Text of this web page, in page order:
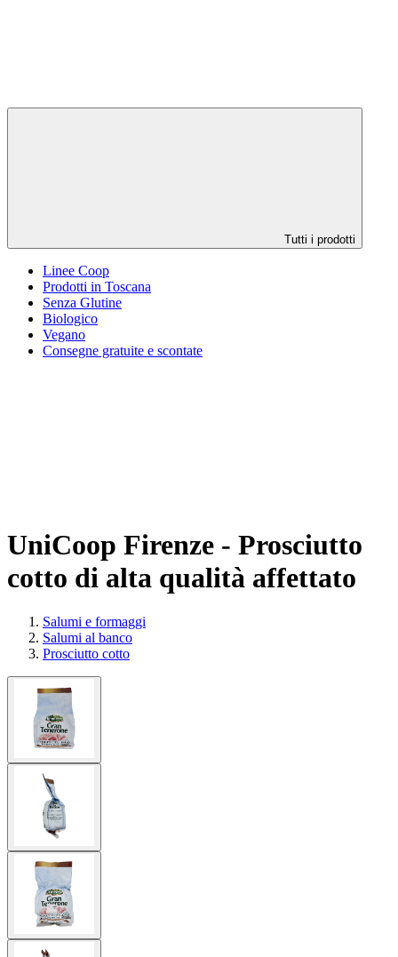
Tutti i prodotti
Linee Coop
Prodotti in Toscana
Senza Glutine
Biologico
Vegano
Consegne gratuite e scontate
UniCoop Firenze - Prosciutto
cotto di alta qualità affettato
Salumi e formaggi
Salumi al banco
Prosciutto cotto